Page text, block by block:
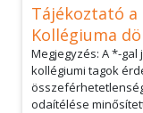
Tájékoztató
Kollégiuma
Megjegyzés: A *-
kollégiumi tagok
odaítélése